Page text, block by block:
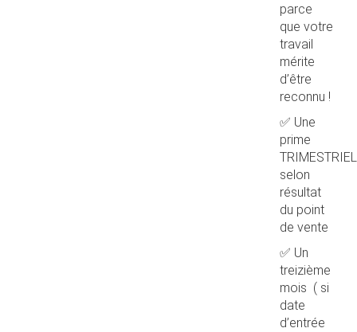
parce
que votre
travail
mérite
d’être
reconnu !
✅ Une
prime
selon
résultat
du point
de vente
✅ Un
treizième
mois ( si
date
d’entrée